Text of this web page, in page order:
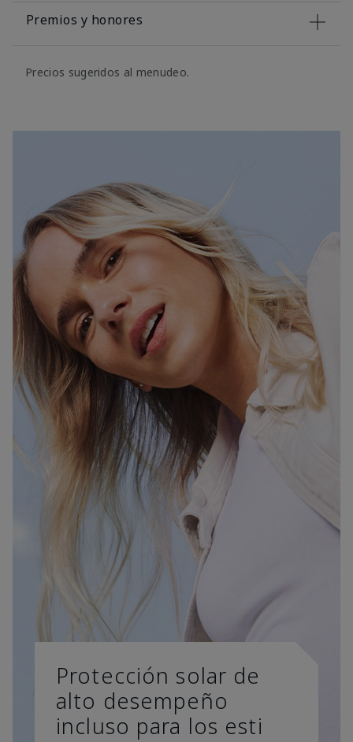
Premios y honores
Precios sugeridos al menudeo.
Protección solar de
alto desempeño
incluso para los esti